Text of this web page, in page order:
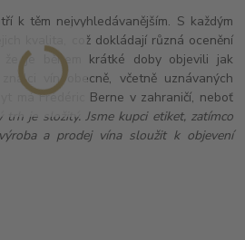
k těm nejvyhledávanějším. S každým
kvalita, což dokládají různá ocenění
že je během krátké doby objevili jak
vín obecně, včetně uznávaných
má Frédéric Berne v zahraničí, neboť
trh je složitý. Jsme kupci etiket, zatímco
a prodej vína sloužit k objevení